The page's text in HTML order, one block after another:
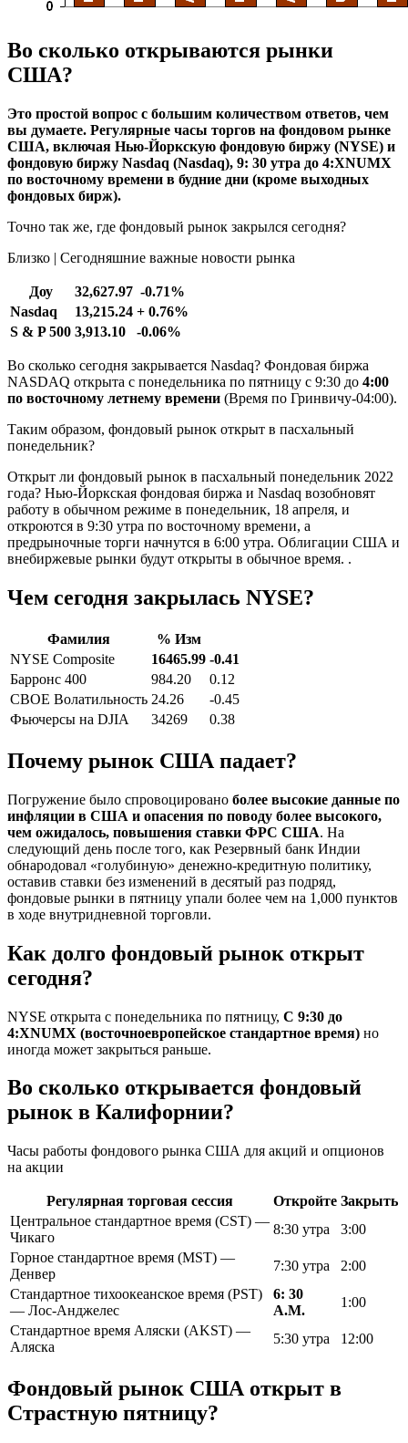
Во сколько открываются рынки
США?
Это простой вопрос с большим количеством ответов, чем
вы думаете. Регулярные часы торгов на фондовом рынке
США, включая Нью-Йоркскую фондовую биржу (NYSE) и
фондовую биржу Nasdaq (Nasdaq), 9: 30 утра до 4:XNUMX
по восточному времени в будние дни (кроме выходных
фондовых бирж).
Точно так же, где фондовый рынок закрылся сегодня?
Близко | Сегодняшние важные новости рынка
Доу 32,627.97 -0.71%
Nasdaq
13,215.24 + 0.76%
S & P 500 3,913.10 -0.06%
Во сколько сегодня закрывается Nasdaq? Фондовая биржа
NASDAQ открыта с понедельника по пятницу с 9:30 до 4:00
по восточному летнему времени (Время по Гринвичу-04:00).
Таким образом, фондовый рынок открыт в пасхальный
понедельник?
Открыт ли фондовый рынок в пасхальный понедельник 2022
года? Нью-Йоркская фондовая биржа и Nasdaq возобновят
работу в обычном режиме в понедельник, 18 апреля, и
откроются в 9:30 утра по восточному времени, а
предрыночные торги начнутся в 6:00 утра. Облигации США и
внебиржевые рынки будут открыты в обычное время. .
Чем сегодня закрылась NYSE?
Фамилия
% Изм
NYSE Composite
16465.99 -0.41
Барронс 400
984.20
0.12
CBOE Волатильность 24.26
-0.45
Фьючерсы на DJIA
34269 0.38
Почему рынок США падает?
Погружение было спровоцировано более высокие данные по
инфляции в США и опасения по поводу более высокого,
чем ожидалось, повышения ставки ФРС США. На
следующий день после того, как Резервный банк Индии
обнародовал «голубиную» денежно-кредитную политику,
оставив ставки без изменений в десятый раз подряд,
фондовые рынки в пятницу упали более чем на 1,000 пунктов
в ходе внутридневной торговли.
Как долго фондовый рынок открыт
сегодня?
NYSE открыта с понедельника по пятницу, С 9:30 до
4:XNUMX (восточноевропейское стандартное время) но
иногда может закрыться раньше.
Во сколько открывается фондовый
рынок в Калифорнии?
Часы работы фондового рынка США для акций и опционов
на акции
Регулярная торговая сессия Откройте Закрыть
Центральное стандартное время (CST) —
Чикаго
8:30 утра
3:00
Горное стандартное время (MST) —
Денвер
7:30 утра
2:00
Стандартное тихоокеанское время (PST)
— Лос-Анджелес
6: 30
А.М.
1:00
Стандартное время Аляски (AKST) —
Аляска
5:30 утра 12:00
Фондовый рынок США открыт в
Страстную пятницу?